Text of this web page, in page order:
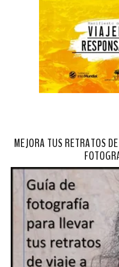
MEJORA TUS RETRATOS